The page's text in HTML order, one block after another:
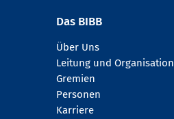
Das BIBB
Über Uns
Leitung und Organisation
Gremien
Personen
Karriere